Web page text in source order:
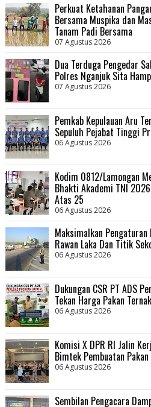
Perkuat Ketahanan
Bersama Muspika dan
Tanam Padi Bersama
07 Agustus 2026
Dua Terduga Pengedar
Polres Nganjuk Sita
07 Agustus 2026
Pemkab Kepulauan Aru
Sepuluh Pejabat Tinggi
06 Agustus 2026
Kodim 0812/Lamongan
Bhakti Akademi TNI
Atas 25
06 Agustus 2026
Maksimalkan
Rawan Laka Dan Titik
06 Agustus 2026
Dukungan CSR PT ADS
Tekan Harga Pakan
06 Agustus 2026
Komisi X DPR RI Jalin
Bimtek Pembuatan
06 Agustus 2026
Sembilan Pengacara